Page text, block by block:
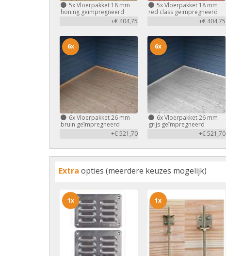
5xVloerpakket 18 mm
honing geïmpregneerd
+€ 404,75
5xVloerpakket 18 mm
red class geïmpregneerd
+€ 404,75
6xVloerpakket 26 mm
bruin geïmpregneerd
+€ 521,70
6x
6xVloerpakket 26 mm
grijs geïmpregneerd
+€ 521,70
6x
Extra opties (meerdere keuzes mogelijk)
1x 1x